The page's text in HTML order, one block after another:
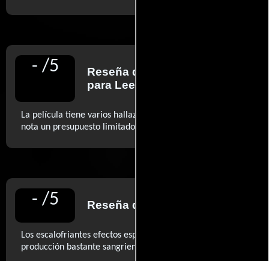
- /5 Reseña de
para Leer Cine
La película tiene varios hallazgos estéticos aunque se le
nota un presupuesto limitado. (...)
- /5 Reseña de
Los escalofriantes efectos especiales realzan una
producción bastante sangrienta.